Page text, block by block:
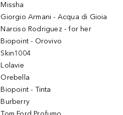
Missha
Giorgio Armani - Acqua di Gioia
Narciso Rodriguez - for her
Biopoint - Orovivo
Skin1004
Lolavie
Orebella
Biopoint - Tinta
Burberry